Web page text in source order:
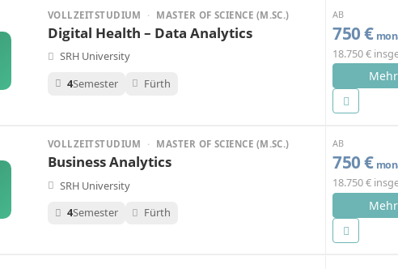
VOLLZEITSTUDIUM · MASTER OF SCIENCE (M.SC.)
Digital Health – Data Analytics
SRH University
4Semester Fürth
AB
750 €
18.750 €
VOLLZEITSTUDIUM · MASTER OF SCIENCE (M.SC.)
Business Analytics
SRH University
4Semester Fürth
AB
750 €
18.750 €